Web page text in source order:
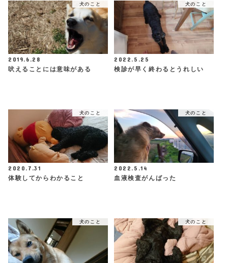
犬のこと
2019.6.28
吠えることには意味がある
犬のこと
2022.5.25
検診が早く終わるとうれしい
犬のこと
2020.7.31
体験してからわかること
犬のこと
2022.5.14
血液検査がんばった
犬のこと 犬のこと